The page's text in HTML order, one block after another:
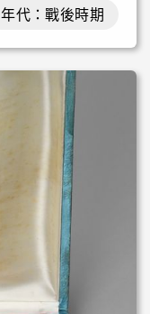
年代：戰後時期